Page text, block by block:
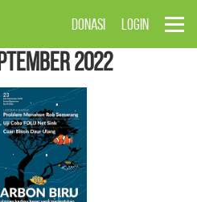
DONASI LOGIN
2022